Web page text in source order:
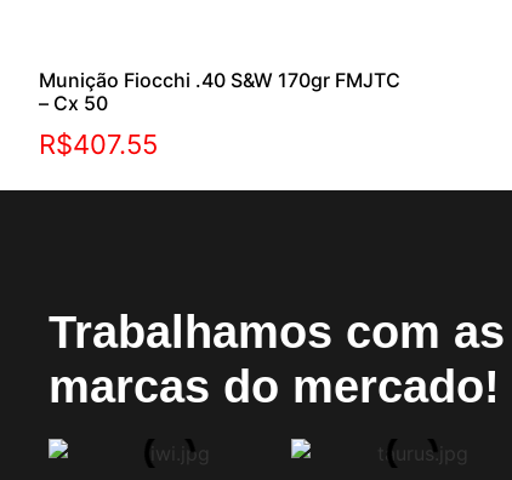
Munição Fiocchi .40 S&W 170gr FMJTC
– Cx 50
R$407.55
Trabalhamos com
marcas do mercado!